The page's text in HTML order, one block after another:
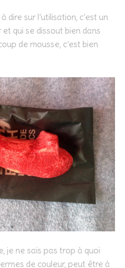
dire sur l’utilisation, c’est un
qui se dissout bien dans
de mousse, c’est bien
je ne sais pas trop à quoi
de couleur, peut être à